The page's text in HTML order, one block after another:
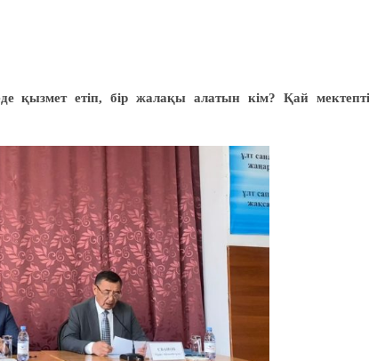
қызмет етіп, бір жалақы алатын кім? Қай